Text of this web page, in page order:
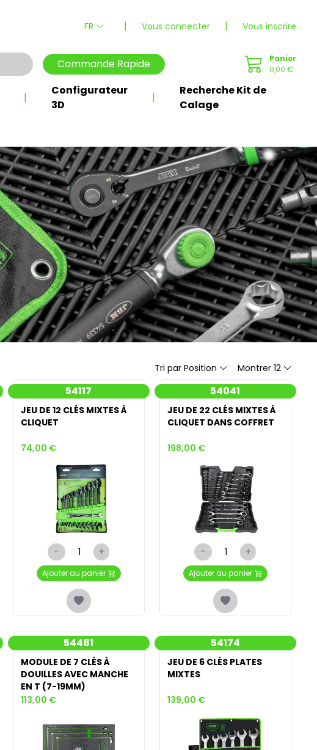
FR | Vous connecter | Vous inscrire
Commande Rapide
Panier
0,00 €
|
Configurateur
3D
|
Recherche Kit de
Calage
Tri par Position Montrer 12
54117
JEU DE 12 CLÉS MIXTES À
CLIQUET
74,00 €
- +
Ajouter au panier
54041
JEU DE 22 CLÉS MIXTES À
CLIQUET DANS COFFRET
198,00 €
- +
Ajouter au panier
54481
MODULE DE 7 CLÉS À
DOUILLES AVEC MANCHE
EN T (7-19MM)
113,00 €
54174
JEU DE 6 CLÉS PLATES
MIXTES
139,00 €